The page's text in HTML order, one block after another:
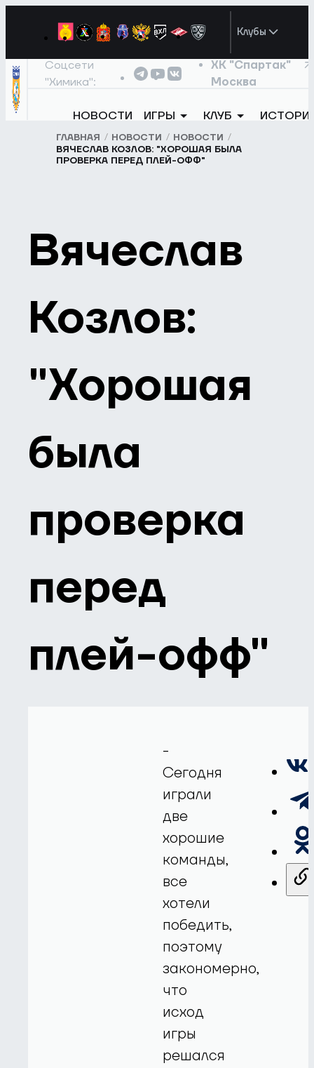
Клубы
Соцсети
"Химика":
ХК "Спартак"
Москва
НОВОСТИ ИГРЫ КЛУБ
ГЛАВНАЯ НОВОСТИ
НОВОСТИ
ВЯЧЕСЛАВ КОЗЛОВ: "ХОРОШАЯ БЫЛА
ПРОВЕРКА ПЕРЕД ПЛЕЙ-ОФФ"
Вячеслав
Козлов:
"Хорошая
была
проверка
перед
плей-офф"
-
Сегодня
играли
две
хорошие
команды,
все
хотели
победить,
поэтому
закономерно,
что
исход
игры
решался